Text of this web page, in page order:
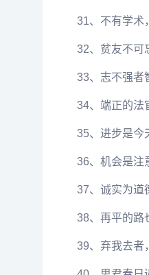
31、不有学
32、贫友不
33、志不强者
34、端正的法
35、进步是今
36、机会是
37、诚实为
38、再平的
39、弃我去